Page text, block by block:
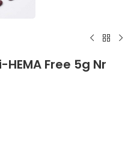
Free 5g Nr